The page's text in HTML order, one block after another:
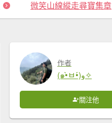
微笑山線縱走尋寶集章
作者
(๑•̀ㅂ•́)و✧
關注他